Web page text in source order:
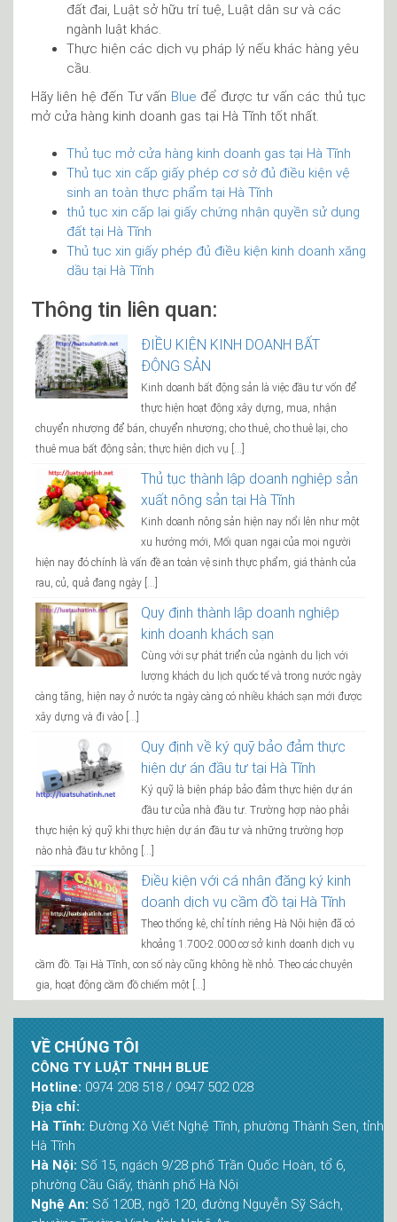
đất đai, Luật sở hữu trí tuệ, Luật dân sư và các
ngành luật khác.
Thực hiện các dịch vụ pháp lý nếu khác hàng yêu
cầu.
Hãy liên hệ đến Tư vấn Blue để được tư vấn các thủ tục
mở cửa hàng kinh doanh gas tại Hà Tĩnh tốt nhất.
Thủ tục mở cửa hàng kinh doanh gas tại Hà Tĩnh
Thủ tục xin cấp giấy phép cơ sở đủ điều kiện vệ
sinh an toàn thực phẩm tại Hà Tĩnh
thủ tục xin cấp lại giấy chứng nhận quyền sử dụng
đất tại Hà Tĩnh
Thủ tục xin giấy phép đủ điều kiện kinh doanh xăng
dầu tại Hà Tĩnh
Thông tin liên quan:
ĐIỀU KIỆN KINH DOANH BẤT
ĐỘNG SẢN
Kinh doanh bất động sản là việc đầu tư vốn để
thực hiện hoạt động xây dựng, mua, nhận
chuyển nhượng để bán, chuyển nhượng; cho thuê, cho thuê lại, cho
thuê mua bất động sản; thực hiện dịch vụ […]
Thủ tục thành lập doanh nghiệp sản
xuất nông sản tại Hà Tĩnh
Kinh doanh nông sản hiện nay nổi lên như một
xu hướng mới, Mối quan ngại của mọi người
hiện nay đó chính là vấn đề an toàn vệ sinh thực phẩm, giá thành của
rau, củ, quả đang ngày […]
Quy định thành lập doanh nghiệp
kinh doanh khách sạn
Cùng với sự phát triển của ngành du lịch với
lượng khách du lịch quốc tế và trong nước ngày
càng tăng, hiện nay ở nước ta ngày càng có nhiều khách sạn mới được
xây dựng và đi vào […]
Quy định về ký quỹ bảo đảm thực
hiện dự án đầu tư tại Hà Tĩnh
Ký quỹ là biện pháp bảo đảm thực hiện dự án
đầu tư của nhà đầu tư. Trường hợp nào phải
thực hiện ký quỹ khi thực hiện dự án đầu tư và những trường hợp
nào nhà đầu tư không […]
Điều kiện với cá nhân đăng ký kinh
doanh dịch vụ cầm đồ tại Hà Tĩnh
Theo thống kê, chỉ tính riêng Hà Nội hiện đã có
khoảng 1.700-2.000 cơ sở kinh doanh dịch vụ
cầm đồ. Tại Hà Tĩnh, con số này cũng không hề nhỏ. Theo các chuyên
gia, hoạt động cầm đồ chiếm một […]
VỀ CHÚNG TÔI
CÔNG TY LUẬT TNHH BLUE
Hotline: 0974 208 518 / 0947 502 028
Địa chỉ:
Hà Tĩnh: Đường Xô Viết Nghệ Tĩnh, phường Thành Sen, tỉnh
Hà Tĩnh
Hà Nội: Số 15, ngách 9/28 phố Trần Quốc Hoàn, tổ 6,
phường Cầu Giấy, thành phố Hà Nội
Nghệ An: Số 120B, ngõ 120, đường Nguyễn Sỹ Sách,